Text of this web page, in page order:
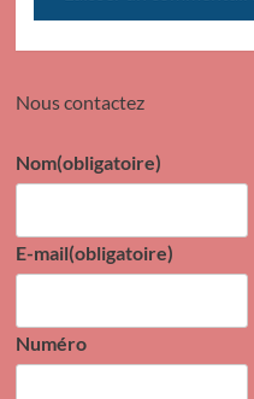
Nous contactez
Nom(obligatoire)
E-mail(obligatoire)
Numéro